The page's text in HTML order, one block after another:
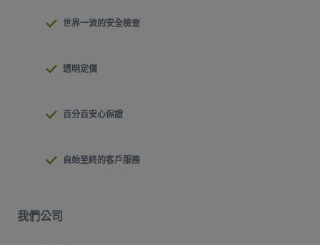
世界一流的安全檢查
透明定價
百分百安心保證
自始至終的客戶服務
我們公司